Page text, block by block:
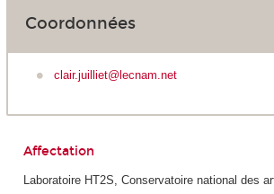
Coordonnées
clair.juilliet@lecnam.net
Affectation
Laboratoire HT2S, Conservatoire national des